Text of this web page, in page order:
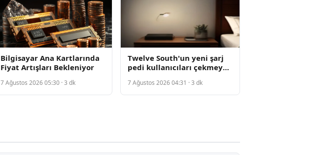
Bilgisayar Ana Kartlarında
Fiyat Artışları Bekleniyor
7 Ağustos 2026 05:30 · 3 dk
Twelve South'un yeni şarj
pedi kullanıcıları çekmeye
7 Ağustos 2026 04:31 · 3 dk